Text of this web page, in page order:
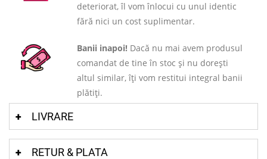
deteriorat, îl vom înlocui cu unul identic
fără nici un cost suplimentar.
Banii inapoi! Dacă nu mai avem produsul
comandat de tine în stoc și nu dorești
altul similar, îți vom restitui integral banii
plătiți.
LIVRARE
RETUR & PLATA